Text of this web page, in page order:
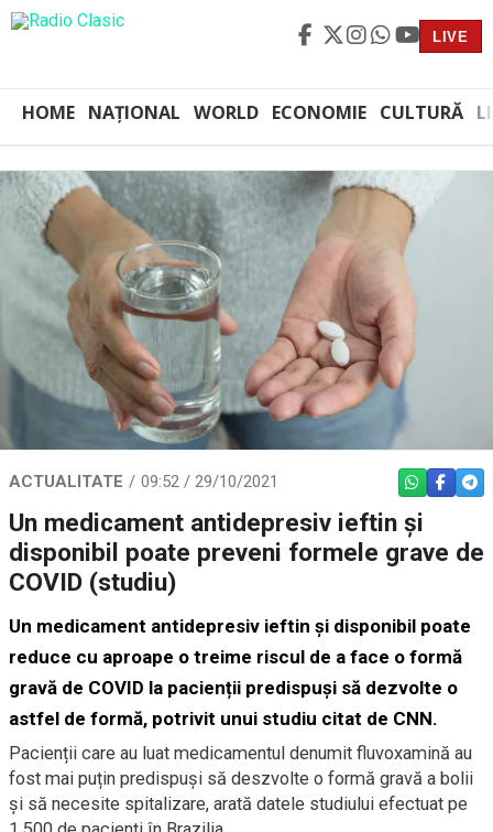
LIVE
HOME NAȚIONAL WORLD ECONOMIE CULTURĂ
ACTUALITATE 09:52 / 29/10/2021 WHATSAPP
Un medicament antidepresiv ieftin și
disponibil poate preveni formele grave de
COVID (studiu)
Un medicament antidepresiv ieftin și disponibil poate
reduce cu aproape o treime riscul de a face o formă
gravă de COVID la pacienții predispuși să dezvolte o
astfel de formă, potrivit unui studiu citat de CNN.
Pacienții care au luat medicamentul denumit fluvoxamină au
fost mai puțin predispuși să deszvolte o formă gravă a bolii
și să necesite spitalizare, arată datele studiului efectuat pe